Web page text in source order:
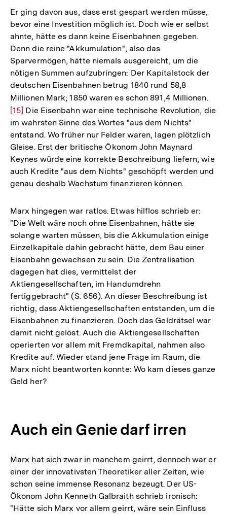
Er ging davon aus, dass erst gespart werden müsse,
bevor eine Investition möglich ist. Doch wie er selbst
ahnte, hätte es dann keine Eisenbahnen gegeben.
Denn die reine "Akkumulation", also das
Sparvermögen, hätte niemals ausgereicht, um die
nötigen Summen aufzubringen: Der Kapitalstock der
deutschen Eisenbahnen betrug 1840 rund 58,8
Millionen Mark; 1850 waren es schon 891,4 Millionen.
[15] Die Eisenbahn war eine technische Revolution, die
im wahrsten Sinne des Wortes "aus dem Nichts"
entstand. Wo früher nur Felder waren, lagen plötzlich
Gleise. Erst der britische Ökonom John Maynard
Keynes würde eine korrekte Beschreibung liefern, wie
auch Kredite "aus dem Nichts" geschöpft werden und
genau deshalb Wachstum finanzieren können.
Marx hingegen war ratlos. Etwas hilflos schrieb er:
"Die Welt wäre noch ohne Eisenbahnen, hätte sie
solange warten müssen, bis die Akkumulation einige
Einzelkapitale dahin gebracht hätte, dem Bau einer
Eisenbahn gewachsen zu sein. Die Zentralisation
dagegen hat dies, vermittelst der
Aktiengesellschaften, im Handumdrehn
fertiggebracht" (S. 656). An dieser Beschreibung ist
richtig, dass Aktiengesellschaften entstanden, um die
Eisenbahnen zu finanzieren. Doch das Geldrätsel war
damit nicht gelöst. Auch die Aktiengesellschaften
operierten vor allem mit Fremdkapital, nahmen also
Kredite auf. Wieder stand jene Frage im Raum, die
Marx nicht beantworten konnte: Wo kam dieses ganze
Geld her?
Auch ein Genie darf irren
Marx hat sich zwar in manchem geirrt, dennoch war er
einer der innovativsten Theoretiker aller Zeiten, wie
schon seine immense Resonanz bezeugt. Der US-
Ökonom John Kenneth Galbraith schrieb ironisch:
"Hätte sich Marx vor allem geirrt, wäre sein Einfluss